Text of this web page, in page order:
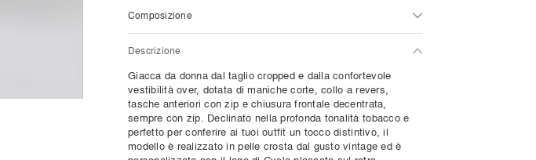
Composizione
Descrizione
Giacca da donna dal taglio cropped e dalla confortevole
vestibilità over, dotata di maniche corte, collo a revers,
tasche anteriori con zip e chiusura frontale decentrata,
sempre con zip. Declinato nella profonda tonalità tobacco e
perfetto per conferire ai tuoi outfit un tocco distintivo, il
modello è realizzato in pelle crosta dal gusto vintage ed è